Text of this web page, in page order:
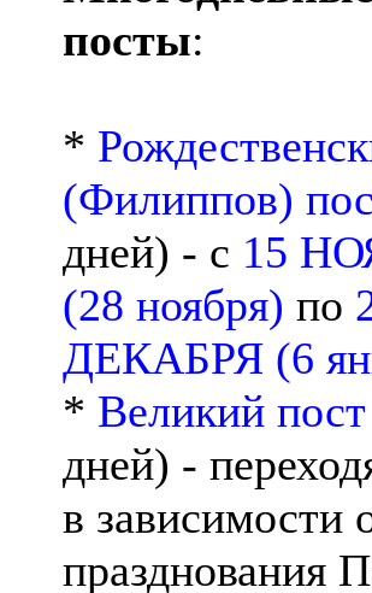
посты:
*
(Филиппов)
дней) - с 15
(28 ноября) по
ДЕКАБРЯ (6
* Великий пост
дней) -
в зависимости
празднования